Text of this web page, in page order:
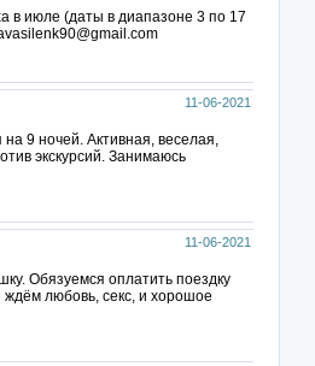
в июле (даты в диапазоне 3 по 17
11-06-2021
9 ночей. Активная, веселая,
экскурсий. Занимаюсь
11-06-2021
Обязуемся оплатить поездку
любовь, секс, и хорошое